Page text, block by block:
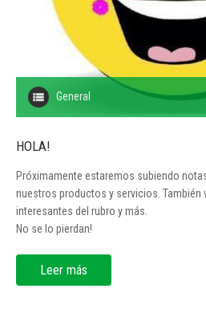
General
HOLA!
Próximamente estaremos subiendo
nuestros productos y servicios. También
interesantes del rubro y más.
No se lo pierdan!
Leer más